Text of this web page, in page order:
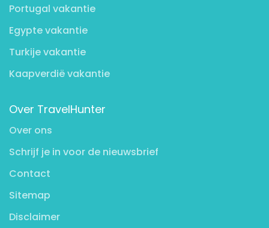
Portugal vakantie
Egypte vakantie
Turkije vakantie
Kaapverdië vakantie
Over TravelHunter
Over ons
Schrijf je in voor de nieuwsbrief
Contact
Sitemap
Disclaimer